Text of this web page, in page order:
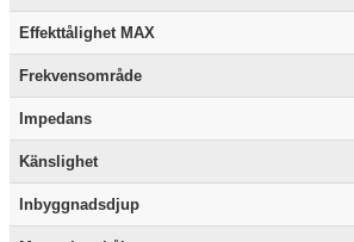
Effekttålighet MAX
Frekvensområde
Impedans
Känslighet
Inbyggnadsdjup